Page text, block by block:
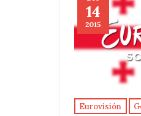
14
2015
Eurovisión